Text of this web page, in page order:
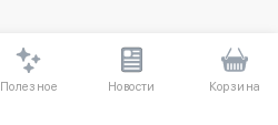
Полезное Новости Корзина